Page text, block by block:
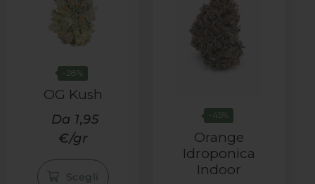
-28%
OG Kush
Da 1,95
€/gr
Scegli
-45%
Orange
Idroponica
Indoor